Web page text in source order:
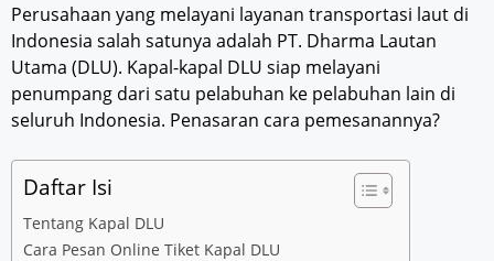
Perusahaan yang melayani layanan transportasi laut di
Indonesia salah satunya adalah PT. Dharma Lautan
Utama (DLU). Kapal-kapal DLU siap melayani
penumpang dari satu pelabuhan ke pelabuhan lain di
seluruh Indonesia. Penasaran cara pemesanannya?
Daftar Isi
Tentang Kapal DLU
Cara Pesan Online Tiket Kapal DLU